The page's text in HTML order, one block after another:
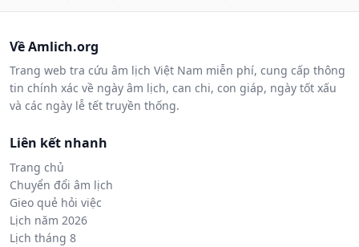
Về Amlich.org
Trang web tra cứu âm lịch Việt Nam miễn phí, cung cấp thông
tin chính xác về ngày âm lịch, can chi, con giáp, ngày tốt xấu
và các ngày lễ tết truyền thống.
Liên kết nhanh
Trang chủ
Chuyển đổi âm lịch
Gieo quẻ hỏi việc
Lịch năm 2026
Lịch tháng 8